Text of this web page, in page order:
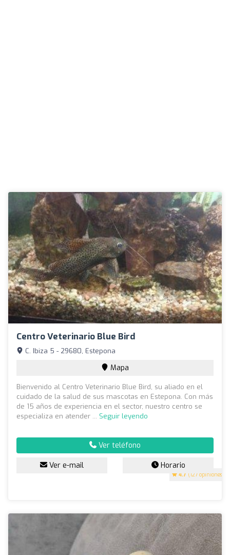
Centro Veterinario Blue Bird
4.7 (127 opiniones)
C. Ibiza 5 - 29680, Estepona
Mapa
Bienvenido al Centro Veterinario Blue Bird, su aliado en el
cuidado de la salud de sus mascotas en Estepona. Con más
de 15 años de experiencia en el sector, nuestro centro se
especializa en atender ... Seguir leyendo
Ver teléfono
Ver e-mail Horario